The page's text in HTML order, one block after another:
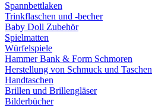
Spannbettlaken
Trinkflaschen und -becher
Baby Doll Zubehör
Spielmatten
Würfelspiele
Hammer Bank & Form Schmoren
Herstellung von Schmuck und Taschen
Handtaschen
Brillen und Brillengläser
Bilderbücher